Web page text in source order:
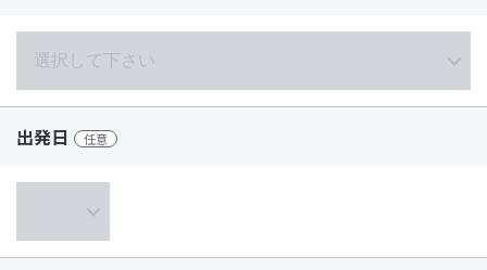
出発日 任意